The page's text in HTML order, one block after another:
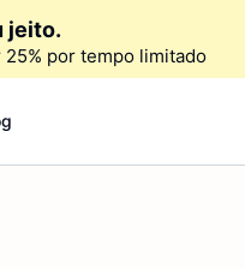
jeito.
por tempo limitado